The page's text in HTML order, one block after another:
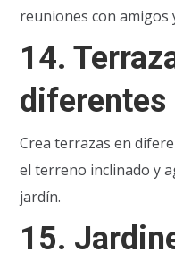
reuniones con amigos
14.
diferentes
Crea terrazas en
el terreno inclinado y
jardín.
15.